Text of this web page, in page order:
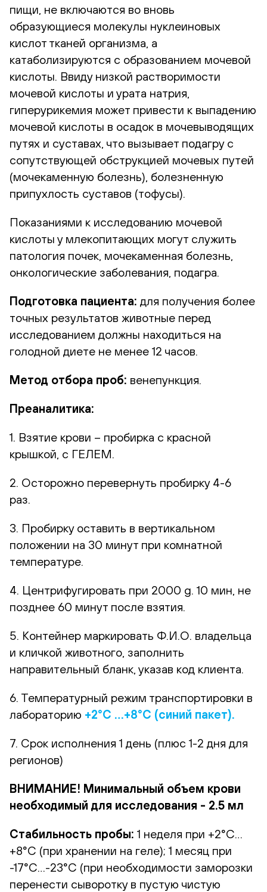
пищи, не включаются во вновь
образующиеся молекулы нуклеиновых
кислот тканей организма, а
катаболизируются с образованием мочевой
кислоты. Ввиду низкой растворимости
мочевой кислоты и урата натрия,
гиперурикемия может привести к выпадению
мочевой кислоты в осадок в мочевыводящих
путях и суставах, что вызывает подагру с
сопутствующей обструкцией мочевых путей
(мочекаменную болезнь), болезненную
припухлость суставов (тофусы).
Показаниями к исследованию мочевой
кислоты у млекопитающих могут служить
патология почек, мочекаменная болезнь,
онкологические заболевания, подагра.
Подготовка пациента: для получения более
точных результатов животные перед
исследованием должны находиться на
голодной диете не менее 12 часов.
Метод отбора проб: венепункция.
Преаналитика:
1. Взятие крови – пробирка с красной
крышкой, с ГЕЛЕМ.
2. Осторожно перевернуть пробирку 4-6
раз.
3. Пробирку оставить в вертикальном
положении на 30 минут при комнатной
температуре.
4. Центрифугировать при 2000 g. 10 мин, не
позднее 60 минут после взятия.
5. Контейнер маркировать Ф.И.О. владельца
и кличкой животного, заполнить
направительный бланк, указав код клиента.
6. Температурный режим транспортировки в
лабораторию +2°С …+8°С (синий пакет).
7. Срок исполнения 1 день (плюс 1-2 дня для
регионов)
ВНИМАНИЕ! Минимальный объем крови
необходимый для исследования - 2.5 мл
Стабильность пробы: 1 неделя при +2°С…
+8°С (при хранении на геле); 1 месяц при
-17°С…-23°С (при необходимости заморозки
перенести сыворотку в пустую чистую